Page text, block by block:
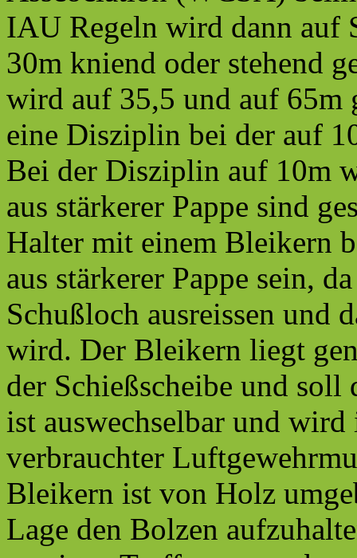
IAU Regeln wird dann auf
30m kniend oder stehend
wird auf 35,5 und auf 65m
eine Disziplin bei der auf
Bei der Disziplin auf 10m
aus stärkerer Pappe sind
Halter mit einem Bleikern
aus stärkerer Pappe sein,
Schußloch ausreissen und
wird. Der Bleikern liegt
der Schießscheibe und
ist auswechselbar und
verbrauchter
Bleikern ist von Holz
Lage den Bolzen